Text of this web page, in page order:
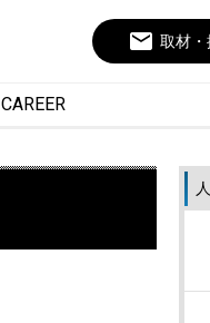
email 取材・
CAREER